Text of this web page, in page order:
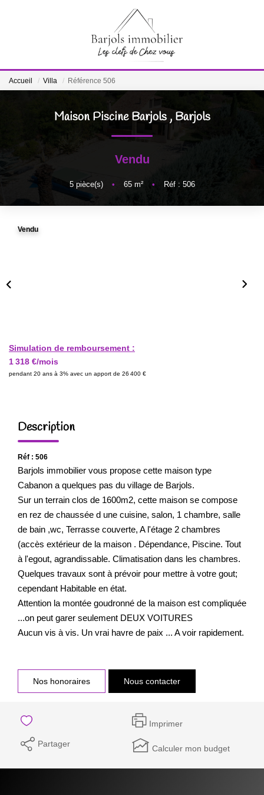
ACCUEIL
ESTIMATION
Accueil Villa Référence 506
Maison Piscine Barjols , Barjols
Vendu
5pièce(s) • 65m² • Réf : 506
Vendu
Simulation de remboursement :
1 318 €/mois
pendant 20 ans à 3% avec un apport de 26 400 €
Description
Réf : 506
Barjols immobilier vous propose cette maison type
Cabanon a quelques pas du village de Barjols.
Sur un terrain clos de 1600m2, cette maison se compose
en rez de chaussée d une cuisine, salon, 1 chambre, salle
de bain ,wc, Terrasse couverte, A l'étage 2 chambres
(accès extérieur de la maison . Dépendance, Piscine. Tout
à l'egout, agrandissable. Climatisation dans les chambres.
Quelques travaux sont à prévoir pour mettre à votre gout;
cependant Habitable en état.
Attention la montée goudronné de la maison est compliquée
...on peut garer seulement DEUX VOITURES
Aucun vis à vis. Un vrai havre de paix ... A voir rapidement.
Nos honoraires Nous contacter
Imprimer
Partager Calculer mon budget